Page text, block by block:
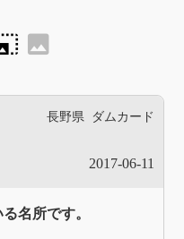
image
長野県 ダムカード
2017-06-11
名所です。